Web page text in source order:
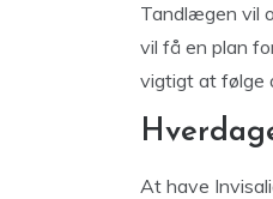
Tandlægen vil
vil få en plan
vigtigt at følge
At have